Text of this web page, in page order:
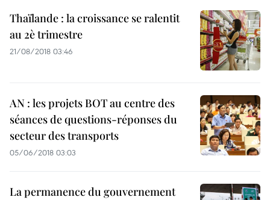
Thaïlande : la croissance se ralentit
au 2è trimestre
21/08/2018 03:46
AN : les projets BOT au centre des
séances de questions-réponses du
secteur des transports
05/06/2018 03:03
La permanence du gouvernement